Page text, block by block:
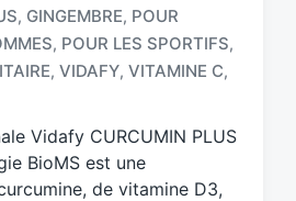
, GINGEMBRE, POUR
, POUR LES SPORTIFS,
, VIDAFY, VITAMINE C,
Vidafy CURCUMIN PLUS
BioMS est une
de vitamine D3,